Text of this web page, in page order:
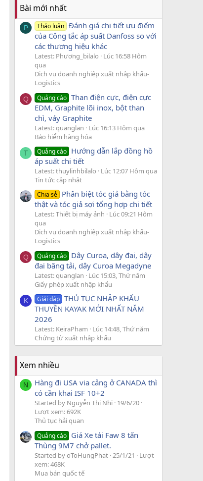
Bài mới nhất
P Thảo luận Đánh giá chi tiết ưu điểm
của Công tắc áp suất Danfoss so với
các thương hiệu khác
Latest: Phương_bilalo
Lúc 16:58 Hôm
qua
Dịch vụ doanh nghiệp xuất nhập khẩu-
Logistics
Q Quảng cáo Than điện cực, điện cực
EDM, Graphite lõi inox, bột than
chì, vảy Graphite
Latest: quanglan
Lúc 16:13 Hôm qua
Bảo hiểm hàng hóa
T Quảng cáo Hướng dẫn lắp đồng hồ
áp suất chi tiết
Latest: thuylinhbilalo
Lúc 12:07 Hôm qua
Tin tức cập nhật
Chia sẻ Phân biệt tóc giả bằng tóc
thật và tóc giả sợi tổng hợp chi tiết
Latest: Thiết bị máy ảnh
Lúc 09:21 Hôm
qua
Dịch vụ doanh nghiệp xuất nhập khẩu-
Logistics
Q Quảng cáo Dây Curoa, dây đai, dây
đai băng tải, dây Curoa Megadyne
Latest: quanglan
Lúc 15:03, Thứ năm
Giấy phép xuất nhập khẩu
K Giải đáp THỦ TỤC NHẬP KHẨU
THUYỀN KAYAK MỚI NHẤT NĂM
2026
Latest: KeiraPham
Lúc 14:48, Thứ năm
Chứng từ xuất nhập khẩu
Xem nhiều
N
Hàng đi USA via cảng ở CANADA thì
có cần khai ISF 10+2
Started by Nguyễn Thị Nhi 19/6/20
Lượt xem: 692K
Thủ tục hải quan
Quảng cáo Giá Xe tải Faw 8 tấn
Thùng 9M7 chở pallet.
Started by oToHungPhat 25/1/21
Lượt
xem: 468K
Mua bán quốc tế